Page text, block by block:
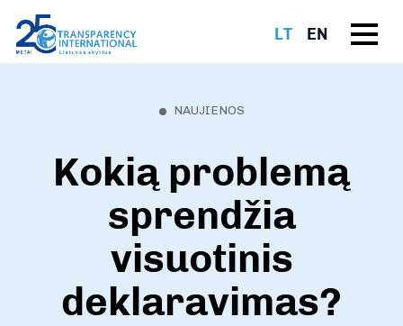
LT EN
NAUJIENOS
Kokią problemą
sprendžia
visuotinis
deklaravimas?